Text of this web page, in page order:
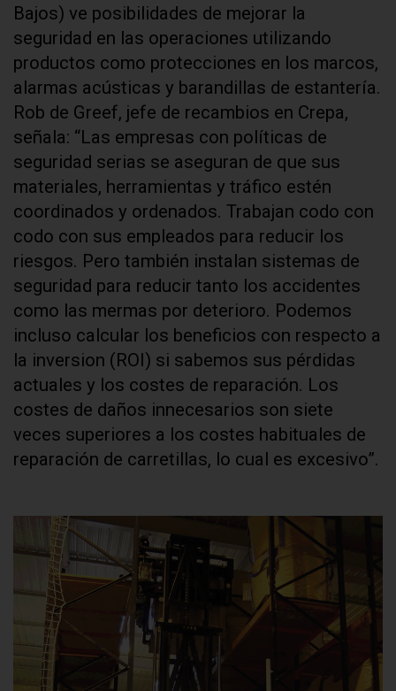
Bajos) ve posibilidades de mejorar la
seguridad en las operaciones utilizando
productos como protecciones en los marcos,
alarmas acústicas y barandillas de estantería.
Rob de Greef, jefe de recambios en Crepa,
señala: “Las empresas con políticas de
seguridad serias se aseguran de que sus
materiales, herramientas y tráfico estén
coordinados y ordenados. Trabajan codo con
codo con sus empleados para reducir los
riesgos. Pero también instalan sistemas de
seguridad para reducir tanto los accidentes
como las mermas por deterioro. Podemos
incluso calcular los beneficios con respecto a
la inversion (ROI) si sabemos sus pérdidas
actuales y los costes de reparación. Los
costes de daños innecesarios son siete
veces superiores a los costes habituales de
reparación de carretillas, lo cual es excesivo”.